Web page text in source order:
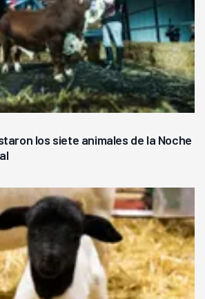
los siete animales de la Noche